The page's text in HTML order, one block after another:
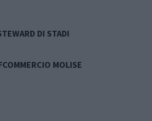
DI STADI
MOLISE